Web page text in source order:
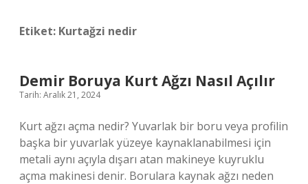
Etiket: Kurtağzi nedir
Demir Boruya Kurt Ağzı Nasıl Açılır
Tarih: Aralık 21, 2024
Kurt ağzı açma nedir? Yuvarlak bir boru veya profilin
başka bir yuvarlak yüzeye kaynaklanabilmesi için
metali aynı açıyla dışarı atan makineye kuyruklu
açma makinesi denir. Borulara kaynak ağzı neden